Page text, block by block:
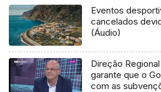
Eventos
cancelados
(Áudio)
Direção
garante que o
com as